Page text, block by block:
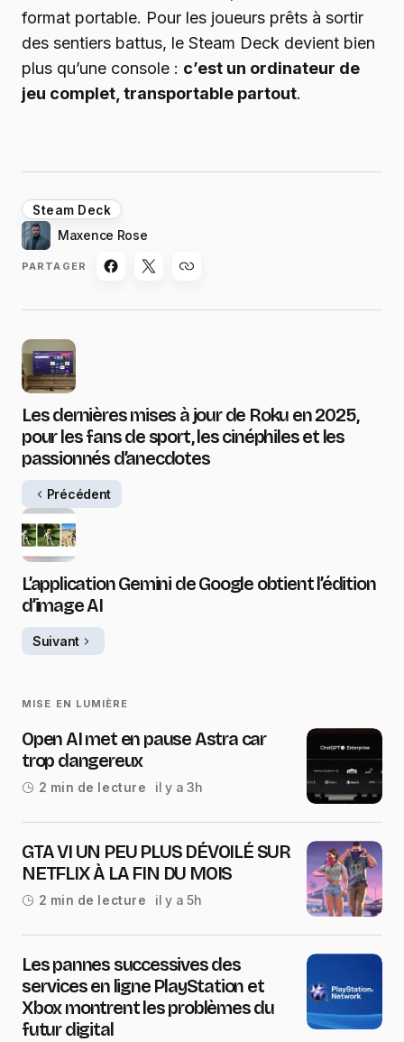
format portable. Pour les joueurs prêts à sortir
des sentiers battus, le Steam Deck devient bien
plus qu’une console : c’est un ordinateur de
jeu complet, transportable partout.
Steam Deck
Maxence Rose
PARTAGER
Les dernières mises à jour de Roku en 2025,
pour les fans de sport, les cinéphiles et les
passionnés d’anecdotes
Précédent
L’application Gemini de Google obtient l’édition
d’image AI
Suivant
MISE EN LUMIÈRE
Open AI met en pause Astra car
trop dangereux
2 min de lecture il y a 3h
GTA VI UN PEU PLUS DÉVOILÉ SUR
NETFLIX À LA FIN DU MOIS
2 min de lecture il y a 5h
Les pannes successives des
services en ligne PlayStation et
Xbox montrent les problèmes du
futur digital